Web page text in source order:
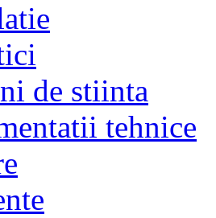
de stiinta
tehnice